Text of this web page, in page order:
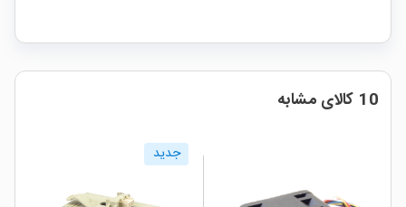
10 کالای مشابه
جدید